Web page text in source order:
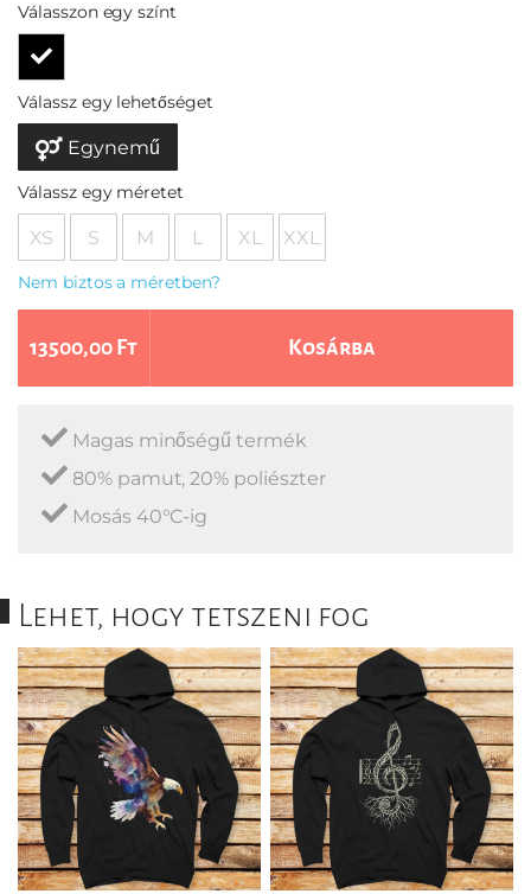
Válasszon egy színt
Válassz egy lehetőséget
Egynemű
Válassz egy méretet
XS S M L XL XXL
Nem biztos a méretben?
13500,00 Ft Kosárba
Magas minőségű termék
80% pamut, 20% poliészter
Mosás 40°C-ig
Lehet, hogy tetszeni fog